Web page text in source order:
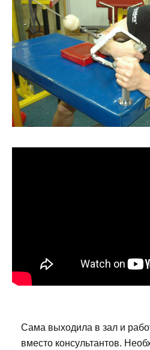
Сама выходила в зал и
вместо консультантов.